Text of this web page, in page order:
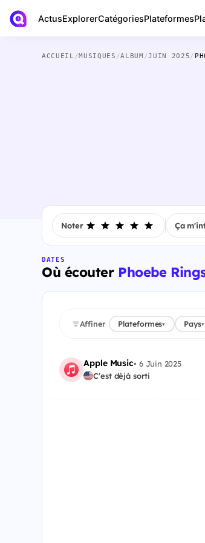
ActusExplorerCatégoriesPlateformes
ACCUEIL /MUSIQUES /ALBUM/JUIN 2025/
Noter Ça
DATES
Où écouter Phoebe
Affiner Plateformes▾ Pays▾
Apple Music•6 Juin 2025
C'est déjà sorti